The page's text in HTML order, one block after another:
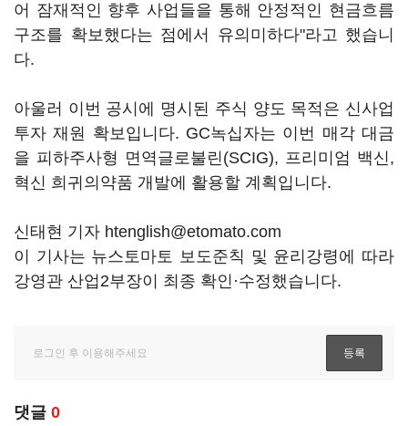
어 잠재적인 향후 사업들을 통해 안정적인 현금흐름
구조를 확보했다는 점에서 유의미하다"라고 했습니
다.
아울러 이번 공시에 명시된 주식 양도 목적은 신사업
투자 재원 확보입니다. GC녹십자는 이번 매각 대금
을 피하주사형 면역글로불린(SCIG), 프리미엄 백신,
혁신 희귀의약품 개발에 활용할 계획입니다.
신태현 기자 htenglish@etomato.com
이 기사는 뉴스토마토 보도준칙 및 윤리강령에 따라
강영관 산업2부장이 최종 확인·수정했습니다.
댓글 0